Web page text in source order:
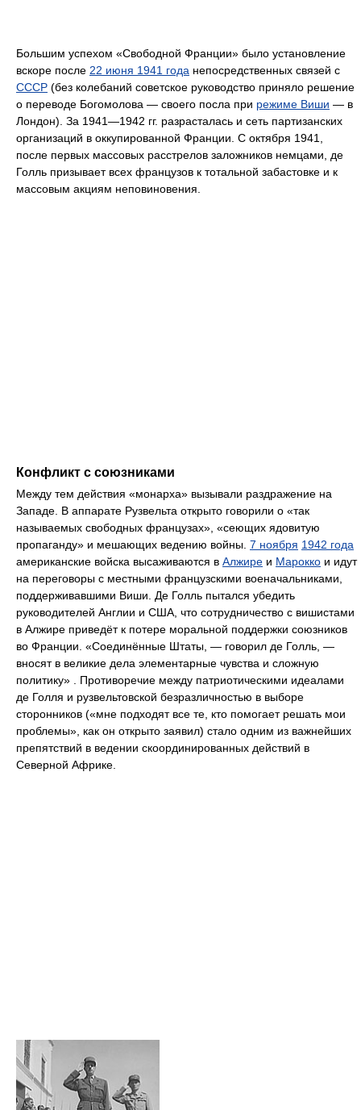
Большим успехом «Свободной Франции» было установление
вскоре после 22 июня 1941 года непосредственных связей с
СССР (без колебаний советское руководство приняло решение
о переводе Богомолова — своего посла при режиме Виши — в
Лондон). За 1941—1942 гг. разрасталась и сеть партизанских
организаций в оккупированной Франции. С октября 1941,
после первых массовых расстрелов заложников немцами, де
Голль призывает всех французов к тотальной забастовке и к
массовым акциям неповиновения.
Конфликт с союзниками
Между тем действия «монарха» вызывали раздражение на
Западе. В аппарате Рузвельта открыто говорили о «так
называемых свободных французах», «сеющих ядовитую
пропаганду» и мешающих ведению войны. 7 ноября 1942 года
американские войска высаживаются в Алжире и Марокко и идут
на переговоры с местными французскими военачальниками,
поддерживавшими Виши. Де Голль пытался убедить
руководителей Англии и США, что сотрудничество с вишистами
в Алжире приведёт к потере моральной поддержки союзников
во Франции. «Соединённые Штаты, — говорил де Голль, —
вносят в великие дела элементарные чувства и сложную
политику» . Противоречие между патриотическими идеалами
де Голля и рузвельтовской безразличностью в выборе
сторонников («мне подходят все те, кто помогает решать мои
проблемы», как он открыто заявил) стало одним из важнейших
препятствий в ведении скоординированных действий в
Северной Африке.